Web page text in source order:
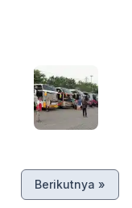
Berikutnya »